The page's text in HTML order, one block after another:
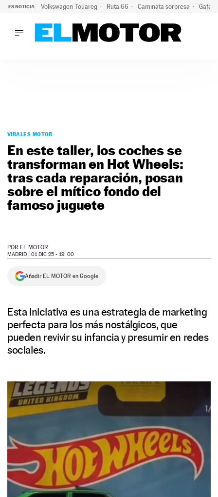
ES NOTICIA: Volkswagen Touareg Ruta 66 Caminata sorpresa Gafas
PODCAST
MOTOS
TECNOLOGÍA
SUPERCOCHES
MOTORTV
PREMIOS
SERVICIOS
VIRALES MOTOR
En este taller, los coches se
transforman en Hot Wheels:
tras cada reparación, posan
sobre el mítico fondo del
famoso juguete
POR EL MOTOR
MADRID | 01 DIC 25 - 19: 00
Añadir EL MOTOR en Google
Esta iniciativa es una estrategia de marketing
perfecta para los más nostálgicos, que
pueden revivir su infancia y presumir en redes
sociales.